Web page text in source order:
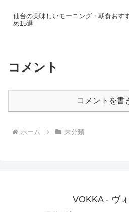
仙台の美味しいモーニング・朝食おす
め15選
コメント
コメントを書
ホーム 未分類
VOKKA - ヴ